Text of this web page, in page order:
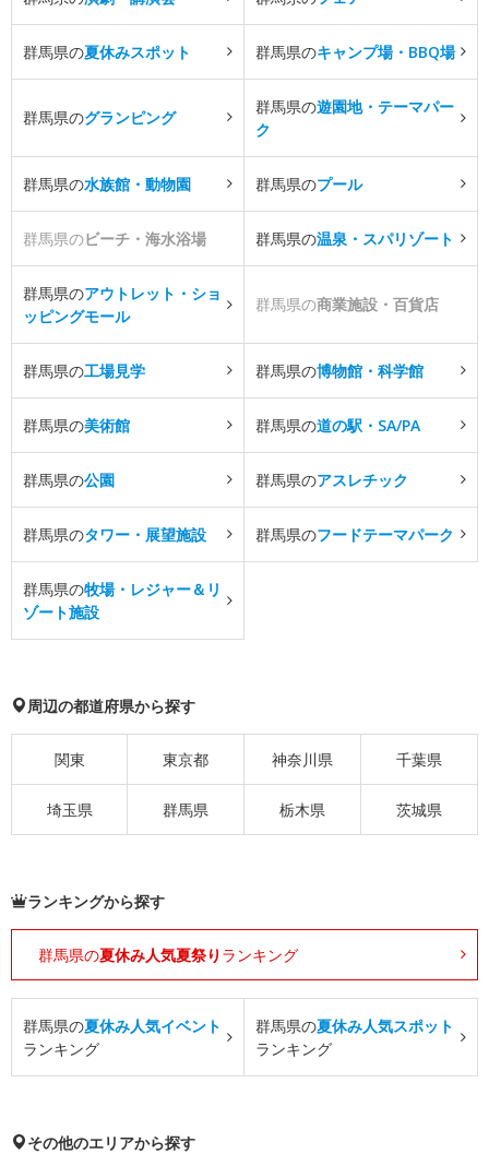
群馬県の夏休みスポット 群馬県のキャンプ場・BBQ場
群馬県のグランピング
群馬県の遊園地・テーマパー
ク
群馬県の水族館・動物園 群馬県のプール
群馬県のビーチ・海水浴場 群馬県の温泉・スパリゾート
群馬県のアウトレット・ショ
ッピングモール
群馬県の商業施設・百貨店
群馬県の工場見学 群馬県の博物館・科学館
群馬県の美術館 群馬県の道の駅・SA/PA
群馬県の公園 群馬県のアスレチック
群馬県のタワー・展望施設 群馬県のフードテーマパーク
群馬県の牧場・レジャー＆リ
ゾート施設
周辺の都道府県から探す
関東 東京都 神奈川県 千葉県
埼玉県 群馬県 栃木県 茨城県
ランキングから探す
群馬県の夏休み人気夏祭り ランキング
群馬県の夏休み人気イベント
ランキング
群馬県の夏休み人気スポット
ランキング
その他のエリアから探す